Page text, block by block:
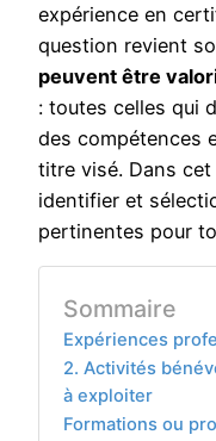
expérience en
question revient
peuvent être
: toutes celles qui
des compétences
titre visé. Dans
identifier et
pertinentes pour
Sommaire
Expériences
2. Activités
à exploiter
Formations ou